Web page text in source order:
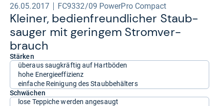
26.05.2017 FC9332/09 PowerPro Compact
Klei­ner, bedi­en­freund­li­cher Staub­
sau­ger mit gerin­gem Strom­ver­
brauch
Stärken
überaus saugkräftig auf Hartböden
hohe Energieeffizienz
einfache Reinigung des Staubbehälters
Schwächen
lose Teppiche werden angesaugt